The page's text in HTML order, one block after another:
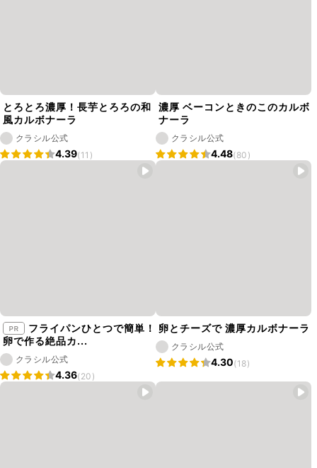
とろとろ濃厚！長芋とろろの和
風カルボナーラ
クラシル公式
4.39(11)
濃厚 ベーコンときのこのカルボ
ナーラ
クラシル公式
4.48(80)
卵で作る絶品カ...
クラシル公式
4.36(20)
卵とチーズで 濃厚カルボナーラ
クラシル公式
4.30(18)